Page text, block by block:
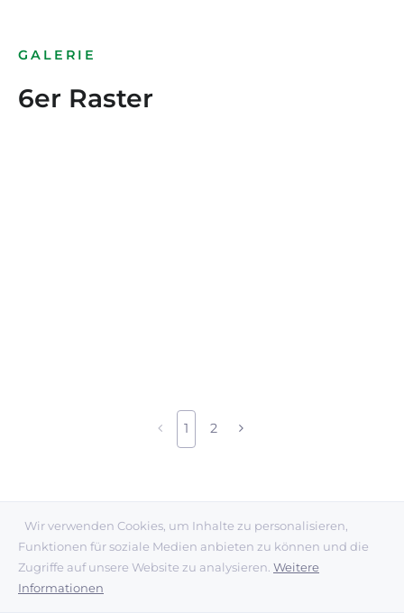
Wir verwenden Cookies, um Inhalte zu personalisieren,
Funktionen für soziale Medien anbieten zu können und die
Zugriffe auf unsere Website zu analysieren. Weitere
Informationen
GALERIE
6er Raster
1 2
NEWS